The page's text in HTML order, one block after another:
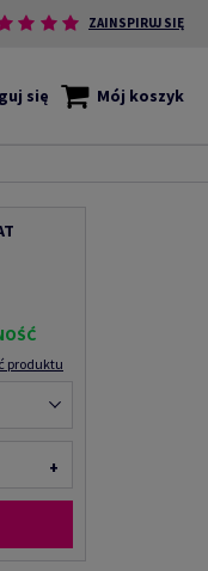
ZAINSPIRUJ SIĘ
się Mój koszyk
produktu
+